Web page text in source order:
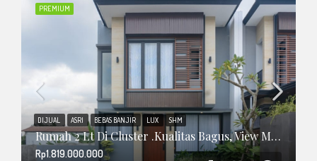
Rumah 2 Lt Di Cluster .Kualitas Bagus, View Merapi
Rp1.819.000.000
DIJUAL ASRI BEBAS BANJIR LUX SHM
PREMIUM